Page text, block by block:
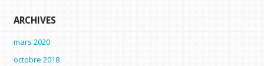
ARCHIVES
mars 2020
octobre 2018